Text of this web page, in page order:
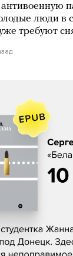
люди в
требуют
Лебедев,